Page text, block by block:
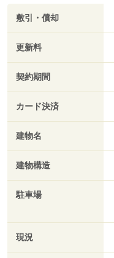
敷引・償却
更新料
契約期間
カード決済
建物名
建物構造
駐車場
現況